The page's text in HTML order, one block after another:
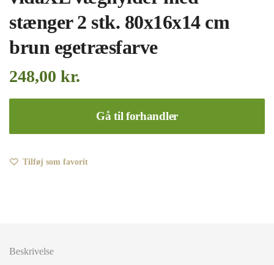
stænger 2 stk. 80x16x14 cm
brun egetræsfarve
248,00 kr.
Gå til forhandler
Tilføj som favorit
Beskrivelse